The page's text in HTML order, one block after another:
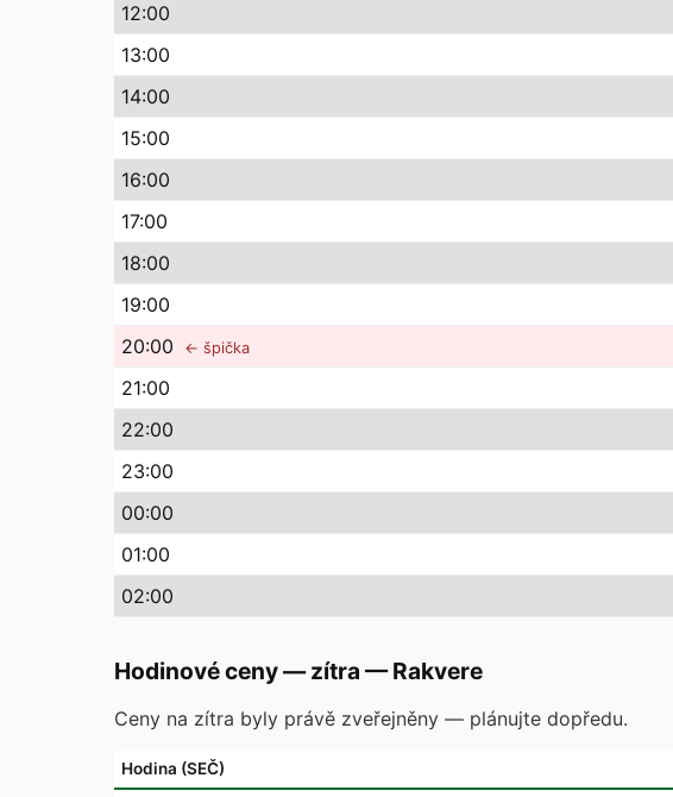
12:00
13:00
14:00
15:00
16:00
17:00
18:00
19:00
20:00 ← špička
21:00
22:00
23:00
00:00
01:00
02:00
Hodinové ceny — zítra —Rakvere
Ceny na zítra byly právě zveřejněny — plánujte dopředu.
Hodina (SEČ)